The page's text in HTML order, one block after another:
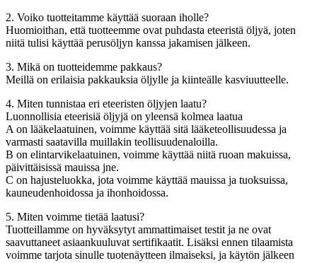
2. Voiko tuotteitamme käyttää suoraan iholle?
Huomioithan, että tuotteemme ovat puhdasta eteeristä öljyä, joten
niitä tulisi käyttää perusöljyn kanssa jakamisen jälkeen.
3. Mikä on tuotteidemme pakkaus?
Meillä on erilaisia ​​pakkauksia öljylle ja kiinteälle kasviuutteelle.
4. Miten tunnistaa eri eteeristen öljyjen laatu?
Luonnollisia eteerisiä öljyjä on yleensä kolmea laatua
A on lääkelaatuinen, voimme käyttää sitä lääketeollisuudessa ja
varmasti saatavilla muillakin teollisuudenaloilla.
B on elintarvikelaatuinen, voimme käyttää niitä ruoan makuissa,
päivittäisissä mauissa jne.
C on hajusteluokka, jota voimme käyttää mauissa ja tuoksuissa,
kauneudenhoidossa ja ihonhoidossa.
5. Miten voimme tietää laatusi?
Tuotteillamme on hyväksytyt ammattimaiset testit ja ne ovat
saavuttaneet asiaankuuluvat sertifikaatit. Lisäksi ennen tilaamista
voimme tarjota sinulle tuotenäytteen ilmaiseksi, ja käytön jälkeen